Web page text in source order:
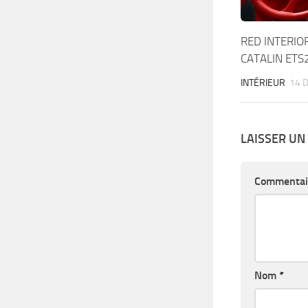
RED
CATALIN
INTÉRIEUR 14
LAISSER
Nom *